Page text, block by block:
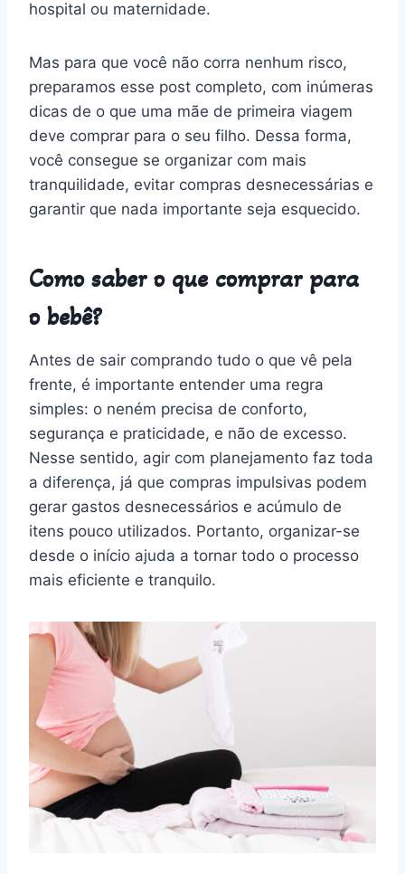
hospital ou maternidade.
Mas para que você não corra nenhum risco,
preparamos esse post completo, com inúmeras
dicas de o que uma mãe de primeira viagem
deve comprar para o seu filho. Dessa forma,
você consegue se organizar com mais
tranquilidade, evitar compras desnecessárias e
garantir que nada importante seja esquecido.
Como saber o que comprar para
o bebê?
Antes de sair comprando tudo o que vê pela
frente, é importante entender uma regra
simples: o neném precisa de conforto,
segurança e praticidade, e não de excesso.
Nesse sentido, agir com planejamento faz toda
a diferença, já que compras impulsivas podem
gerar gastos desnecessários e acúmulo de
itens pouco utilizados. Portanto, organizar-se
desde o início ajuda a tornar todo o processo
mais eficiente e tranquilo.